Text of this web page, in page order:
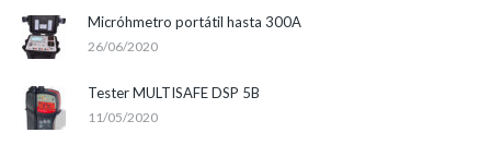
Micróhmetro portátil hasta 300A
26/06/2020
Tester MULTISAFE DSP 5B
11/05/2020